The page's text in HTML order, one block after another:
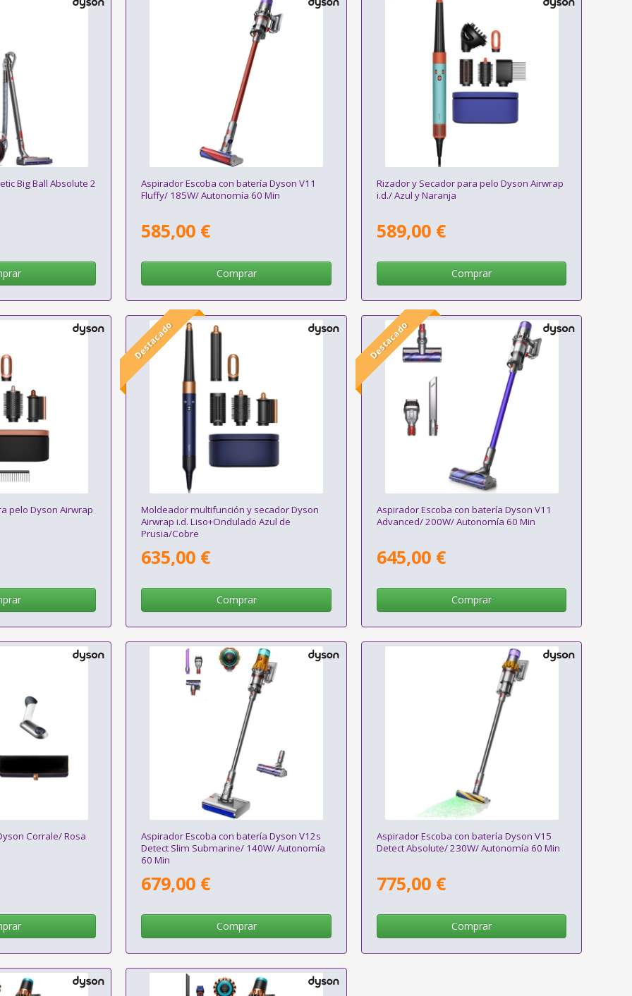
Big Ball Absolute 2
Aspirador Escoba con batería Dyson V11
Fluffy/ 185W/ Autonomía 60 Min
585,00 €
Comprar
Rizador y Secador para pelo Dyson Airwrap
i.d./ Azul y Naranja
589,00 €
Comprar
pelo Dyson Airwrap
Destacado
Moldeador multifunción y secador Dyson
Airwrap i.d. Liso+Ondulado Azul de
Prusia/Cobre
635,00 €
Comprar
Destacado
Aspirador Escoba con batería Dyson V11
Advanced/ 200W/ Autonomía 60 Min
645,00 €
Comprar
Corrale/ Rosa
Aspirador Escoba con batería Dyson V12s
Detect Slim Submarine/ 140W/ Autonomía
60 Min
679,00 €
Comprar
Aspirador Escoba con batería Dyson V15
Detect Absolute/ 230W/ Autonomía 60 Min
775,00 €
Comprar